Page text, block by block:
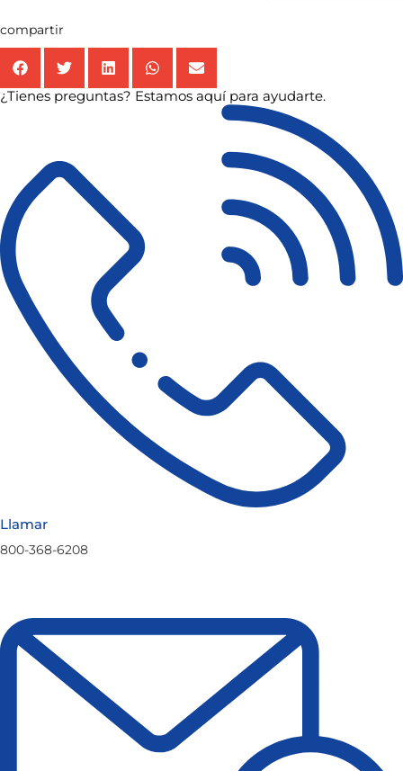
compartir
¿Tienes preguntas? Estamos aquí para ayudarte.
Llamar
800-368-6208